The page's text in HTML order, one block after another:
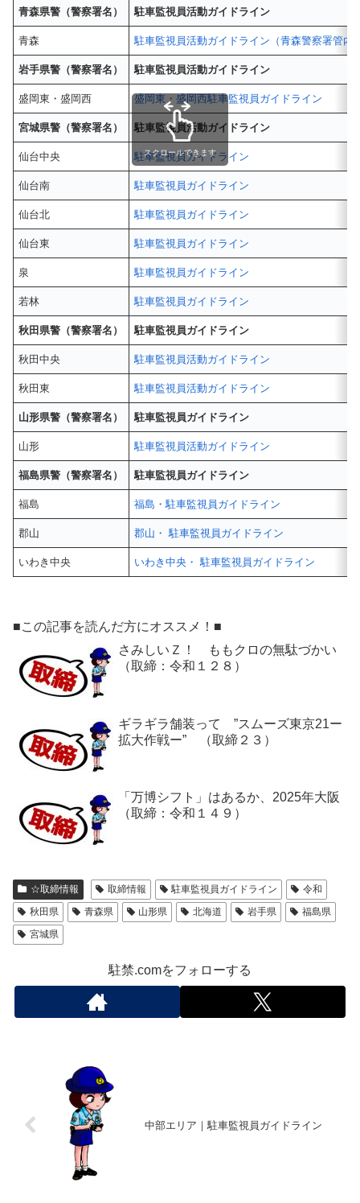
青森県警（警察署名） 駐車監視員活動ガイドライン
青森 駐車監視員活動ガイドライン（青森警察署管内
岩手県警（警察署名） 駐車監視員活動ガイドライン
盛岡東・盛岡西 盛岡東・盛岡西駐車監視員ガイドライン
宮城県警（警察署名） 駐車監視員活動ガイドライン
仙台中央 駐車監視員ガイドライン
仙台南 駐車監視員ガイドライン
仙台北 駐車監視員ガイドライン
仙台東 駐車監視員ガイドライン
泉 駐車監視員ガイドライン
若林 駐車監視員ガイドライン
秋田県警（警察署名） 駐車監視員ガイドライン
秋田中央 駐車監視員活動ガイドライン
秋田東 駐車監視員活動ガイドライン
山形県警（警察署名） 駐車監視員ガイドライン
山形 駐車監視員活動ガイドライン
福島県警（警察署名） 駐車監視員ガイドライン
福島 福島・駐車監視員ガイドライン
郡山 郡山・ 駐車監視員ガイドライン
いわき中央 いわき中央・ 駐車監視員ガイドライン
スクロールできます
■この記事を読んだ方にオススメ！■
さみしいＺ！ ももクロの無駄づかい
（取締：令和１２８）
ギラギラ舗装って ”スムーズ東京21ー
拡大作戦ー” （取締２３）
「万博シフト」はあるか、2025年大阪
（取締：令和１４９）
☆取締情報 取締情報 駐車監視員ガイドライン
令和
秋田県
青森県 山形県 北海道 岩手県
福島県
宮城県
駐禁.comをフォローする
中部エリア｜駐車監視員ガイドライン